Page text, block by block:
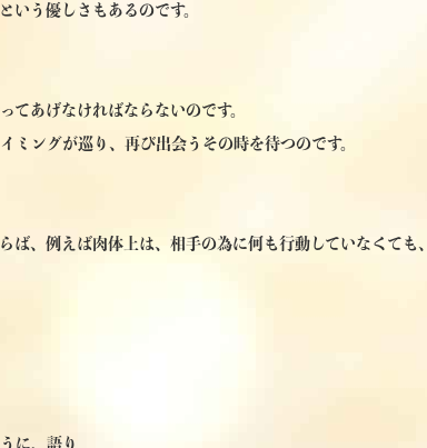
いう優しさもあるのです。
てあげなければならないのです。
ミングが巡り、再び出会うその時を待つのです。
ば、例えば肉体上は、相手の為に何も行動していなくても、
に、語り